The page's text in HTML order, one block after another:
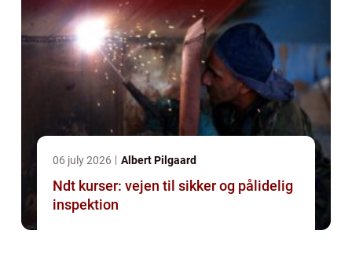
06 july 2026 Albert Pilgaard
Ndt kurser: vejen til sikker og pålidelig
inspektion